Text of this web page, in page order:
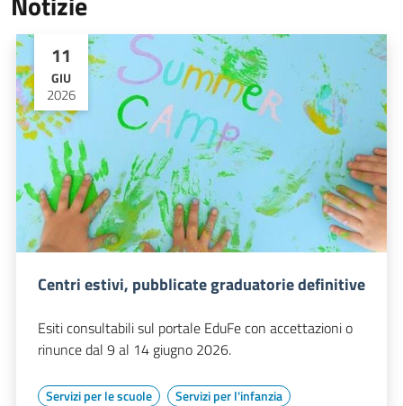
11
GIU
2026
Centri estivi, pubblicate graduatorie definitive
Esiti consultabili sul portale EduFe con accettazioni o
rinunce dal 9 al 14 giugno 2026.
Servizi per le scuole Servizi per l'infanzia